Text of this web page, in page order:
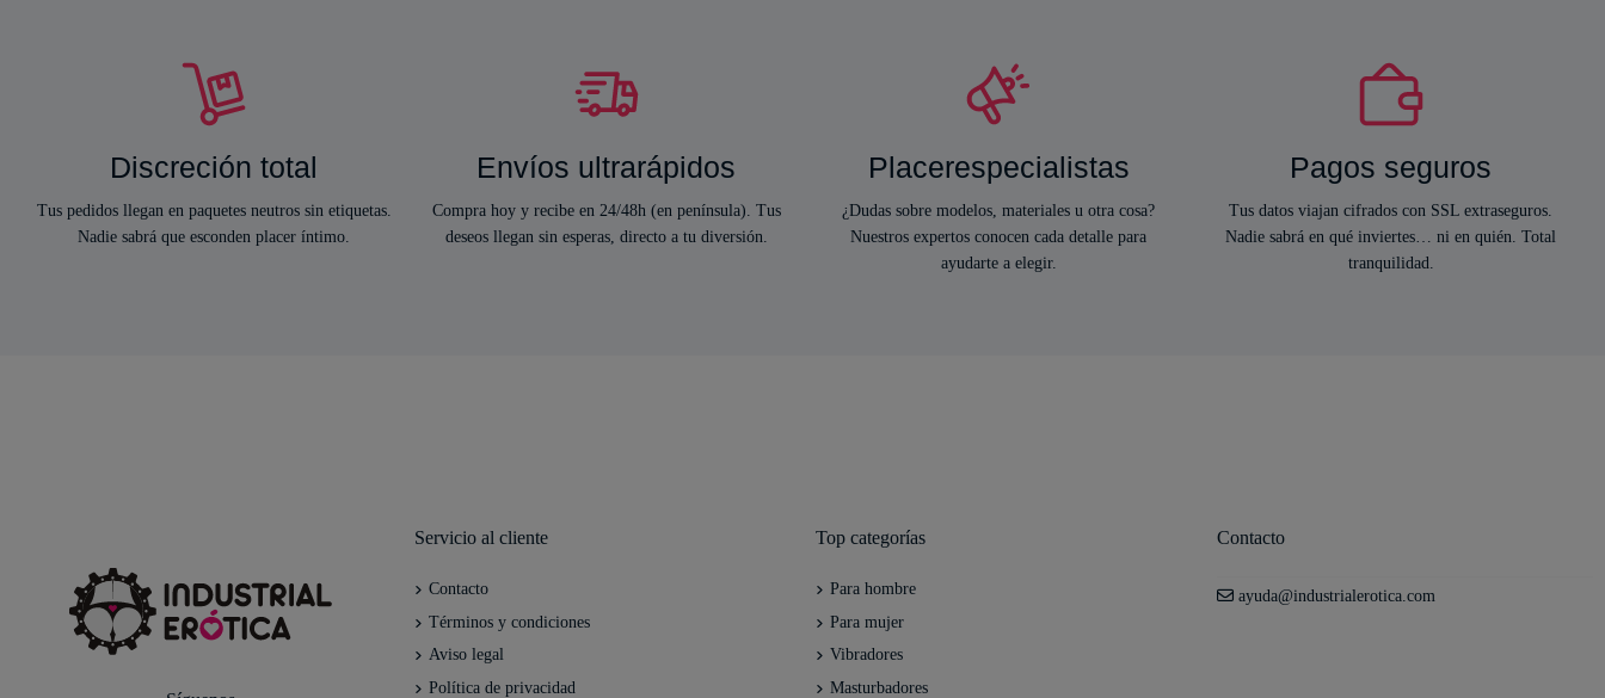
Discreción total
Tus pedidos llegan en paquetes neutros sin etiquetas.
Nadie sabrá que esconden placer íntimo.
Envíos ultrarápidos
Compra hoy y recibe en 24/48h (en península). Tus
deseos llegan sin esperas, directo a tu diversión.
Placerespecialistas
¿Dudas sobre modelos, materiales u otra cosa?
Nuestros expertos conocen cada detalle para
ayudarte a elegir.
Pagos seguros
Tus datos viajan cifrados con SSL extraseguros.
Nadie sabrá en qué inviertes… ni en quién. Total
tranquilidad.
Servicio al cliente
Contacto
Términos y condiciones
Aviso legal
Política de privacidad
Top categorías
Para hombre
Para mujer
Vibradores
Masturbadores
Contacto
ayuda@industrialerotica.com